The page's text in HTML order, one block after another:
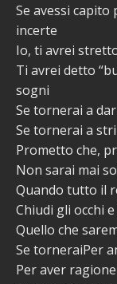
Se avessi
incerte
Io, ti avrei
Ti avrei detto
sogni
Se tornerai a
Se tornerai a
Prometto che,
Non sarai mai
Quando tutto il
Chiudi gli occhi
Quello che
Se torneraiPer
Per aver